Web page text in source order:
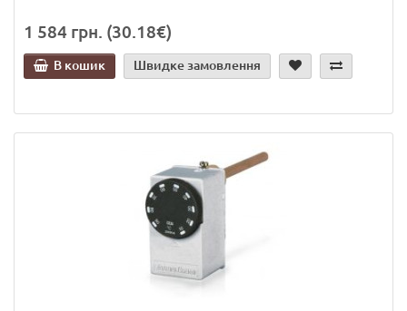
1 584 грн. (30.18€)
В кошик Швидке замовлення